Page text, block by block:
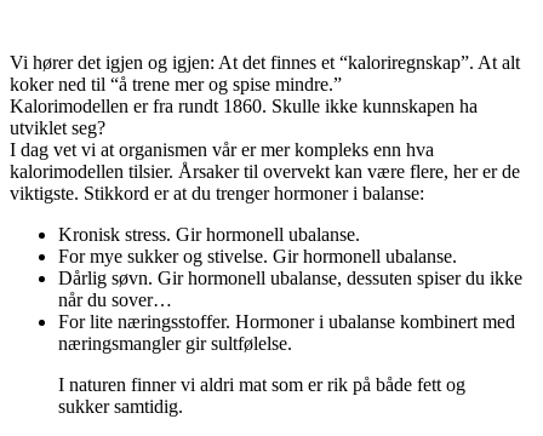
Vi hører det igjen og igjen: At det finnes et “kaloriregnskap”. At alt
koker ned til “å trene mer og spise mindre.”
Kalorimodellen er fra rundt 1860. Skulle ikke kunnskapen ha
utviklet seg?
I dag vet vi at organismen vår er mer kompleks enn hva
kalorimodellen tilsier. Årsaker til overvekt kan være flere, her er de
viktigste. Stikkord er at du trenger hormoner i balanse:
Kronisk stress. Gir hormonell ubalanse.
For mye sukker og stivelse. Gir hormonell ubalanse.
Dårlig søvn. Gir hormonell ubalanse, dessuten spiser du ikke
når du sover…
For lite næringsstoffer. Hormoner i ubalanse kombinert med
næringsmangler gir sultfølelse.
I naturen finner vi aldri mat som er rik på både fett og
sukker samtidig.